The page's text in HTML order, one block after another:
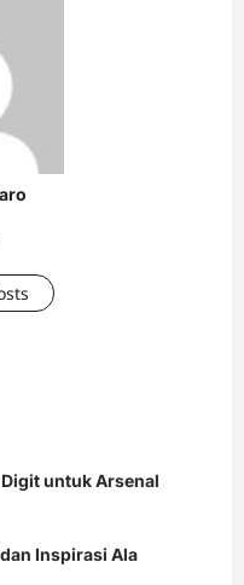
untuk Arsenal
Inspirasi Ala